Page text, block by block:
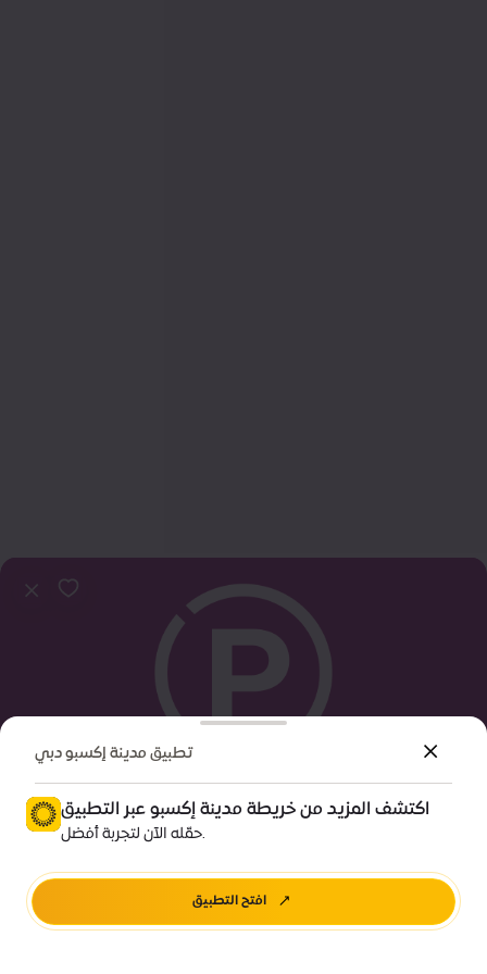
معلومات تهمك
تطبيق مدينة إكسبو دبي
اكتشف المزيد من خريطة مدينة إكسبو عبر التطبيق
حمّله الآن لتجربة أفضل.
افتح التطبيق